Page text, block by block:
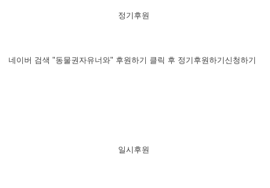
​정기후원
네이버 검색 "동물권자유너와" 후원하기 클릭 후 정기후원하기신청하기
​일시후원